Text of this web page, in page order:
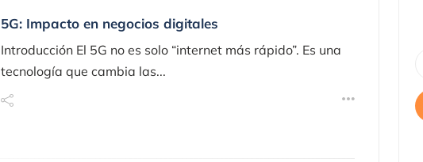
5G: Impacto en negocios digitales
Introducción El 5G no es solo “internet más rápido”. Es una
tecnología que cambia las...